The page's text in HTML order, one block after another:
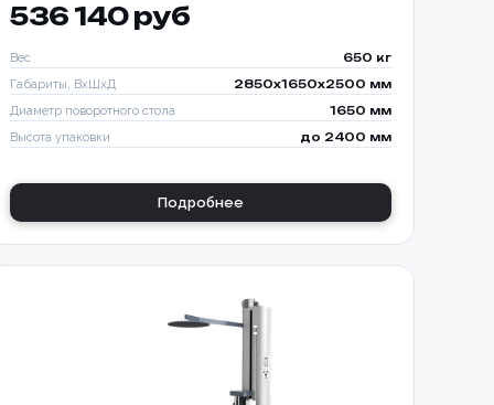
536 140 руб
Вес 650 кг
Габариты, ВхШхД 2850х1650х2500 мм
Диаметр поворотного стола 1650 мм
Высота упаковки до 2400 мм
Подробнее
С
K